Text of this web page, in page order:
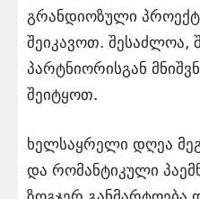
გრანდიოზული
შეიკავოთ. შესაძლოა,
პარტნიორისგან
შეიტყოთ.
ხელსაყრელი დღეა
და რომანტიკული